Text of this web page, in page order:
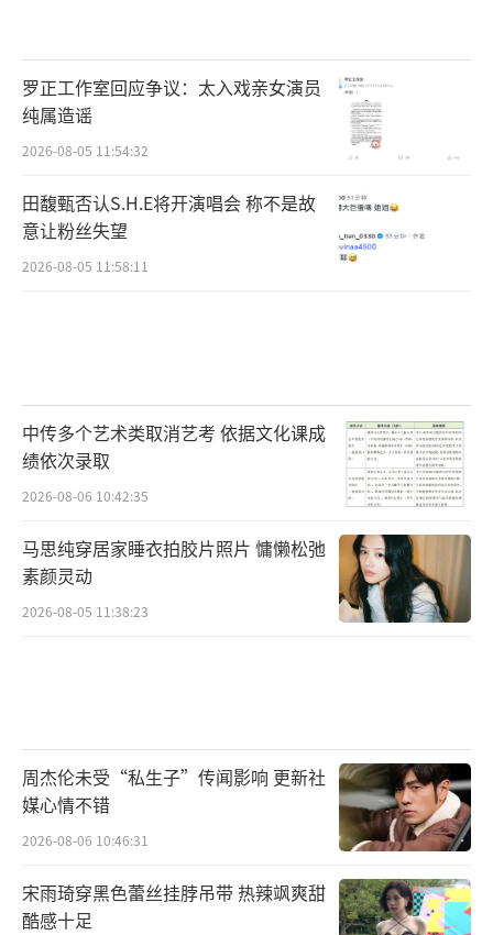
罗正工作室回应争议：太入戏亲女演员
纯属造谣
2026-08-05 11:54:32
田馥甄否认S.H.E将开演唱会 称不是故
意让粉丝失望
2026-08-05 11:58:11
中传多个艺术类取消艺考 依据文化课成
绩依次录取
2026-08-06 10:42:35
马思纯穿居家睡衣拍胶片照片 慵懒松弛
素颜灵动
2026-08-05 11:38:23
周杰伦未受“私生子”传闻影响 更新社
媒心情不错
2026-08-06 10:46:31
宋雨琦穿黑色蕾丝挂脖吊带 热辣飒爽甜
酷感十足